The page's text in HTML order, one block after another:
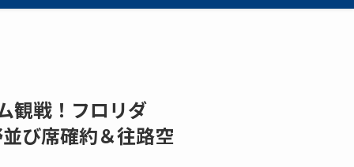
観戦！フロリダ
び席確約＆往路空